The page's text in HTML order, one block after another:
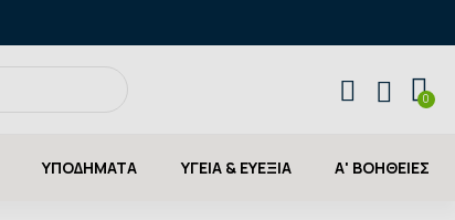
ΥΠΟΔΗΜΑΤΑ ΥΓΕΙΑ & ΕΥΕΞΙΑ Α' ΒΟΗΘΕΙΕΣ